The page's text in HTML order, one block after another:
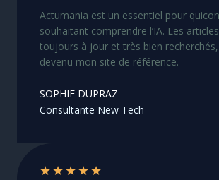
Actumania est un essentiel pour
souhaitant comprendre l’IA. Les
toujours à jour et très bien recherchés,
devenu mon site de référence.
SOPHIE DUPRAZ
Consultante New Tech
★★★★★